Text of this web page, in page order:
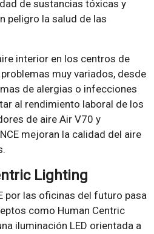
de sustancias tóxicas y
peligro la salud de las
interior en los centros de
muy variados, desde
de alergias o infecciones
al rendimiento laboral de los
de aire Air V70 y
mejoran la calidad del aire
Lighting
por las oficinas del futuro pasa
como Human Centric
iluminación LED orientada a